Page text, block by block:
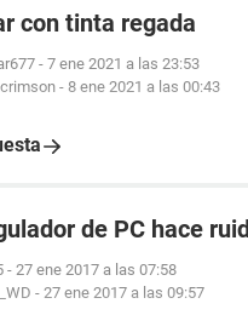
con tinta regada
- 7 ene 2021 a las 23:53
- 8 ene 2021 a las 00:43
de PC hace
- 27 ene 2017 a las 07:58
- 27 ene 2017 a las 09:57